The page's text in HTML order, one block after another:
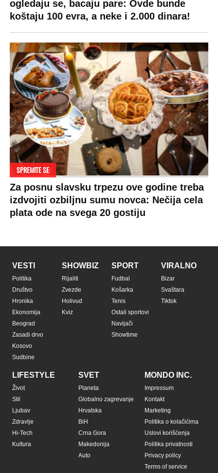
ogledaju se, bacaju pare: Ovde bunde
koštaju 100 evra, a neke i 2.000 dinara!
SPREMITE SE
Za posnu slavsku trpezu ove godine treba
izdvojiti ozbiljnu sumu novca: Nečija cela
plata ode na svega 20 gostiju
VESTI
Politika
Društvo
Hronika
Ekonomija
Beograd
Zasadi drvo
Kosovo
Sudbine
SHOWBIZ
Rijaliti
Zvezde
Holivud
Kviz
SPORT
Fudbal
Košarka
Tenis
Ostali sportovi
Navijači
Showtime
VIRALNO
Bizar
Svaštara
Tiktok
LIFESTYLE
Život
Stil
Ljubav
Zdravlje
Hi-Tech
Kultura
SVET
Planeta
Globalno zagrevanje
Hrvatska
BiH
Crna Gora
Makedonija
Auto
MONDO INC.
Impressum
Kontakt
Marketing
Politika o kolačićima
Uslovi korišćenja
Politika privatnosti
Privacy policy
Terms of service